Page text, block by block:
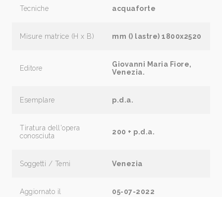
Tecniche acquaforte
Misure matrice (H x B) mm () lastre) 1800x2520
Editore
Giovanni Maria Fiore,
Venezia.
Esemplare p.d.a.
Tiratura dell'opera
conosciuta
200 + p.d.a.
Soggetti / Temi Venezia
Aggiornato il 05-07-2022